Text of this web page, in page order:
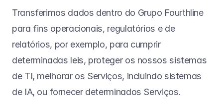
Transferimos dados dentro do Grupo Fourthline
para fins operacionais, regulatórios e de
relatórios, por exemplo, para cumprir
determinadas leis, proteger os nossos sistemas
de TI, melhorar os Serviços, incluindo sistemas
de IA, ou fornecer determinados Serviços.